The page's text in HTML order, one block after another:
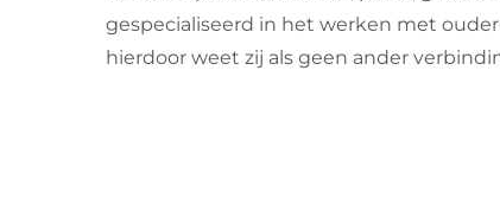
gespecialiseerd in het werken met
hierdoor weet zij als geen ander